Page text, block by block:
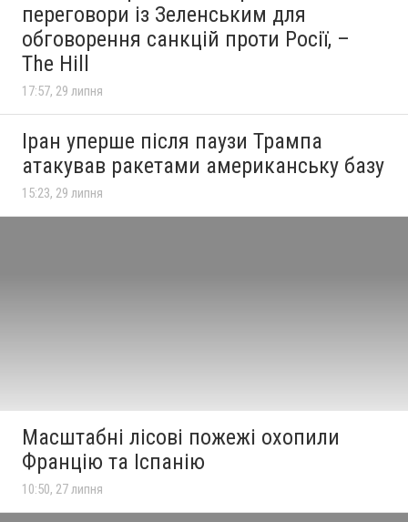
переговори із Зеленським для
обговорення санкцій проти Росії, –
The Hill
17:57, 29 липня
Іран уперше після паузи Трампа
атакував ракетами американську базу
15:23, 29 липня
Масштабні лісові пожежі охопили
Францію та Іспанію
10:50, 27 липня